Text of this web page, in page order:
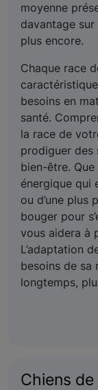
moyenne
davantage
plus encore.
Chaque race
besoins en
santé.
la race de
prodiguer des
bien-être.
énergique qui
ou d’une plus
bouger pour
vous aidera à
L’adaptation
besoins de sa
longtemps,
Chiens